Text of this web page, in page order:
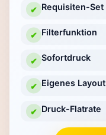
✔ Requisiten-Set
✔ Filterfunktion
✔ Sofortdruck
✔ Eigenes Layout
✔ Druck-Flatrate